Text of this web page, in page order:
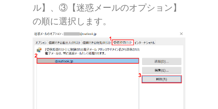
ル】、③【迷惑メールのオプション】
の順に選択します。